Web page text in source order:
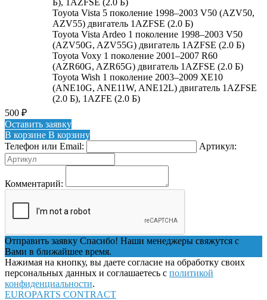
Toyota Vista 5 поколение 1998–2003 V50 (AZV50,
AZV55) двигатель 1AZFSE (2.0 Б)
Toyota Vista Ardeo 1 поколение 1998–2003 V50
(AZV50G, AZV55G) двигатель 1AZFSE (2.0 Б)
Toyota Voxy 1 поколение 2001–2007 R60
(AZR60G, AZR65G) двигатель 1AZFSE (2.0 Б)
Toyota Wish 1 поколение 2003–2009 XE10
(ANE10G, ANE11W, ANE12L) двигатель 1AZFSE
(2.0 Б), 1AZFE (2.0 Б)
500 ₽
Оставить заявку
В корзине В корзину
Телефон или Email:
Артикул:
Комментарий:
Отправить заявку Спасибо! Наши менеджеры свяжутся с
Вами в ближайшее время.
Нажимая на кнопку, вы даете согласие на обработку своих
персональных данных и соглашаетесь с политикой
конфиденциальности.
EUROPARTS CONTRACT